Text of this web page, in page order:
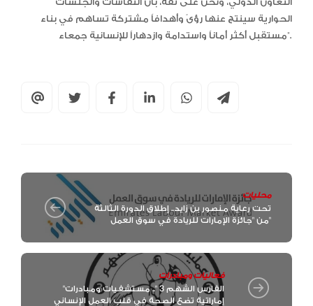
الحوارية سينتج عنها رؤىً وأهدافاً مشتركة تساهم في بناء
مستقبل أكثر أماناً واستدامة وازدهاراً للإنسانية جمعاء”.
محليات
تحت رعاية منصور بن زايد.. إطلاق الدورة الثالثة
من "جائزة الإمارات للريادة في سوق العمل"
فعاليات ومبادرات
"الفارس الشهم 3 ".. مستشفيات ومبادرات
إماراتية تضع الصحة في قلب العمل الإنساني